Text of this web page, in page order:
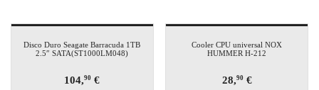
Disco Duro Seagate Barracuda 1TB
2.5″ SATA(ST1000LM048)
104,90 €
Cooler CPU universal NOX
HUMMER H-212
28,90€